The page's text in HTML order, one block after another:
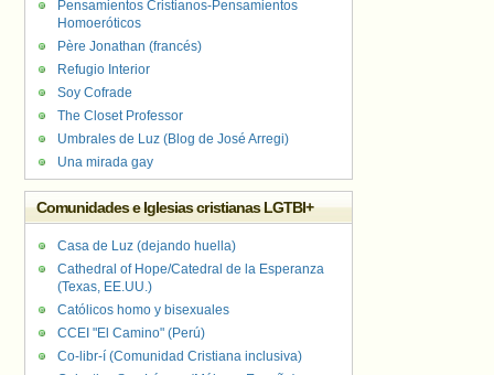
Pensamientos Cristianos-Pensamientos
Homoeróticos
Père Jonathan (francés)
Refugio Interior
Soy Cofrade
The Closet Professor
Umbrales de Luz (Blog de José Arregi)
Una mirada gay
Comunidades e Iglesias cristianas LGTBI+
Casa de Luz (dejando huella)
Cathedral of Hope/Catedral de la Esperanza
(Texas, EE.UU.)
Católicos homo y bisexuales
CCEI "El Camino" (Perú)
Co-libr-í (Comunidad Cristiana inclusiva)